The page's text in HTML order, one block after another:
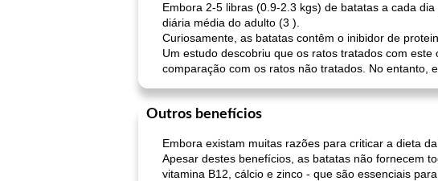
Embora 2-5 libras (0.9-2.3 kgs) de batatas a cada
diária média do adulto (3 ).
Curiosamente, as batatas contêm o inibidor de
Um estudo descobriu que os ratos tratados com
comparação com os ratos não tratados. No entanto,
Outros benefícios
Embora existam muitas razões para criticar a dieta
Apesar destes benefícios, as batatas não fornecem
vitamina B12, cálcio e zinco - que são essenciais para